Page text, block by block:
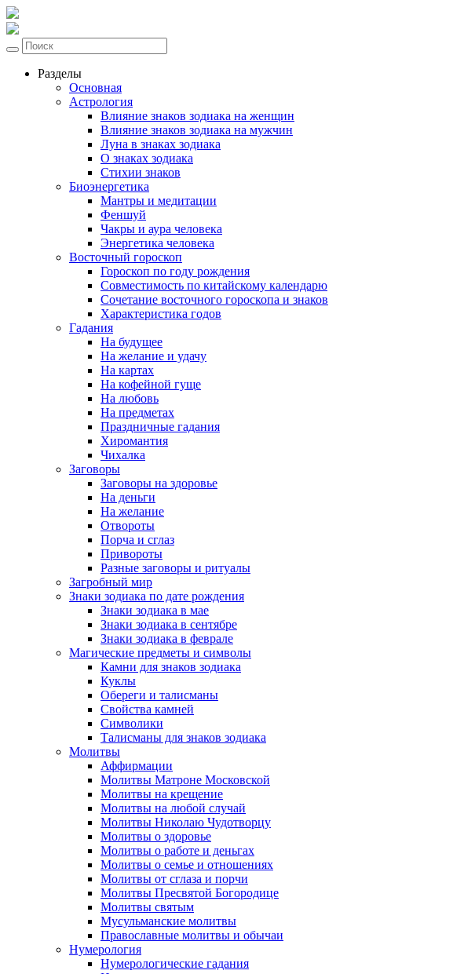
Разделы
Основная
Астрология
Влияние знаков зодиака на женщин
Влияние знаков зодиака на мужчин
Луна в знаках зодиака
О знаках зодиака
Стихии знаков
Биоэнергетика
Мантры и медитации
Феншуй
Чакры и аура человека
Энергетика человека
Восточный гороскоп
Гороскоп по году рождения
Совместимость по китайскому календарю
Сочетание восточного гороскопа и знаков
Характеристика годов
Гадания
На будущее
На желание и удачу
На картах
На кофейной гуще
На любовь
На предметах
Праздничные гадания
Хиромантия
Чихалка
Заговоры
Заговоры на здоровье
На деньги
На желание
Отвороты
Порча и сглаз
Привороты
Разные заговоры и ритуалы
Загробный мир
Знаки зодиака по дате рождения
Знаки зодиака в мае
Знаки зодиака в сентябре
Знаки зодиака в феврале
Магические предметы и символы
Камни для знаков зодиака
Куклы
Обереги и талисманы
Свойства камней
Символики
Талисманы для знаков зодиака
Молитвы
Аффирмации
Молитвы Матроне Московской
Молитвы на крещение
Молитвы на любой случай
Молитвы Николаю Чудотворцу
Молитвы о здоровье
Молитвы о работе и деньгах
Молитвы о семье и отношениях
Молитвы от сглаза и порчи
Молитвы Пресвятой Богородице
Молитвы святым
Мусульманские молитвы
Православные молитвы и обычаи
Нумерология
Нумерологические гадания